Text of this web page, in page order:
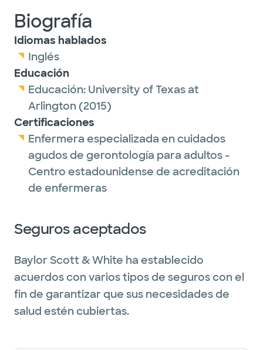
Biografía
Idiomas hablados
Inglés
Educación
Educación: University of Texas at
Arlington (2015)
Certificaciones
Enfermera especializada en cuidados
agudos de gerontología para adultos -
Centro estadounidense de acreditación
de enfermeras
Seguros aceptados
Baylor Scott & White ha establecido
acuerdos con varios tipos de seguros con el
fin de garantizar que sus necesidades de
salud estén cubiertas.